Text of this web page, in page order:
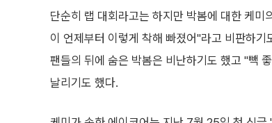
단순히 랩 대회라고는 하지만 박봄에 대한 케
이 언제부터 이렇게 착해 빠졌어"라고 비판하
팬들의 뒤에 숨은 박봄은 비난하기도 했고 "빽
날리기도 했다.